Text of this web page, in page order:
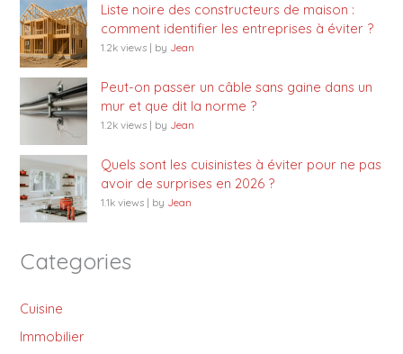
Liste noire des constructeurs de maison :
comment identifier les entreprises à éviter ?
1.2k views | by Jean
Peut-on passer un câble sans gaine dans un
mur et que dit la norme ?
1.2k views | by Jean
Quels sont les cuisinistes à éviter pour ne pas
avoir de surprises en 2026 ?
1.1k views | by Jean
Categories
Cuisine
Immobilier